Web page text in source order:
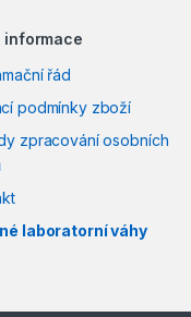
informace
řád
podmínky zboží
zpracování osobních
laboratorní váhy